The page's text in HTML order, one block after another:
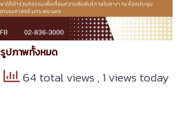
รูปภาพทั้งหมด
64 total views , 1 views today